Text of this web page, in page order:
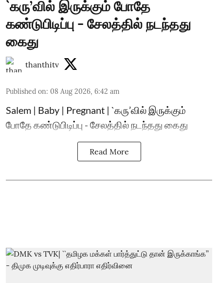
`கரு’வில் இருக்கும் போதே
கண்டுபிடிப்பு - சேலத்தில் நடந்தது
கைது
thanthitv
Published on: 08 Aug 2026, 6:42 am
Salem | Baby | Pregnant | `கரு’வில் இருக்கும்
போதே கண்டுபிடிப்பு - சேலத்தில் நடந்தது கைது
Read More